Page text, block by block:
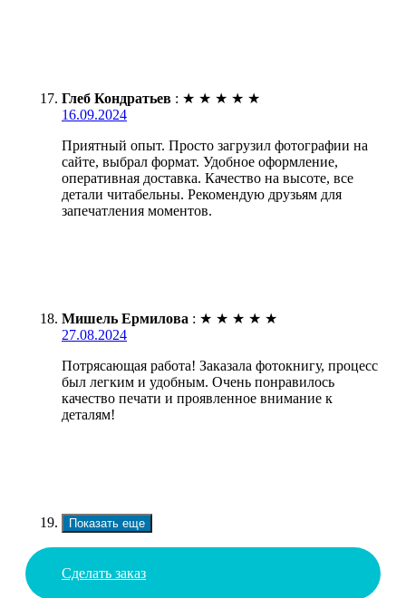
Глеб Кондратьев : ★ ★ ★ ★ ★
16.09.2024
Приятный опыт. Просто загрузил фотографии на
сайте, выбрал формат. Удобное оформление,
оперативная доставка. Качество на высоте, все
детали читабельны. Рекомендую друзьям для
запечатления моментов.
Мишель Ермилова : ★ ★ ★ ★ ★
27.08.2024
Потрясающая работа! Заказала фотокнигу, процесс
был легким и удобным. Очень понравилось
качество печати и проявленное внимание к
деталям!
Показать еще
Сделать заказ